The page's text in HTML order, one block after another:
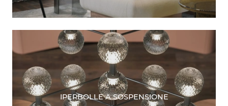
IPERBOLLE A SOSPENSIONE